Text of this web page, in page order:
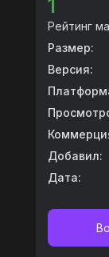
1
Рейтинг
Размер:
Версия:
Добавил:
Дата: